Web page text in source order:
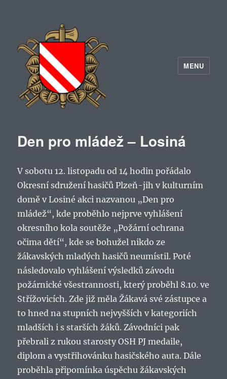
MENU
Den pro mládež – Losiná
V sobotu 12. listopadu od 14 hodin pořádalo
Okresní sdružení hasičů Plzeň-jih v kulturním
domě v Losiné akci nazvanou „Den pro
mládež“, kde proběhlo nejprve vyhlášení
okresního kola soutěže „Požární ochrana
očima dětí“, kde se bohužel nikdo ze
žákavských mladých hasičů neumístil. Poté
následovalo vyhlášení výsledků závodu
požárnické všestrannosti, který proběhl 8.10. ve
Střížovicích. Zde již měla Žákavá své zástupce a
to hned na stupních nejvyšších v kategoriích
mladších i s starších žáků. Závodníci pak
přebrali z rukou starosty OSH PJ medaile,
diplom a vystřihovánku hasičského auta. Dále
proběhla připomínka úspěchu žákavských